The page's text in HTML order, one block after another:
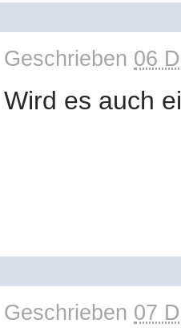
Geschrieben 06
Wird es auch
Geschrieben 07